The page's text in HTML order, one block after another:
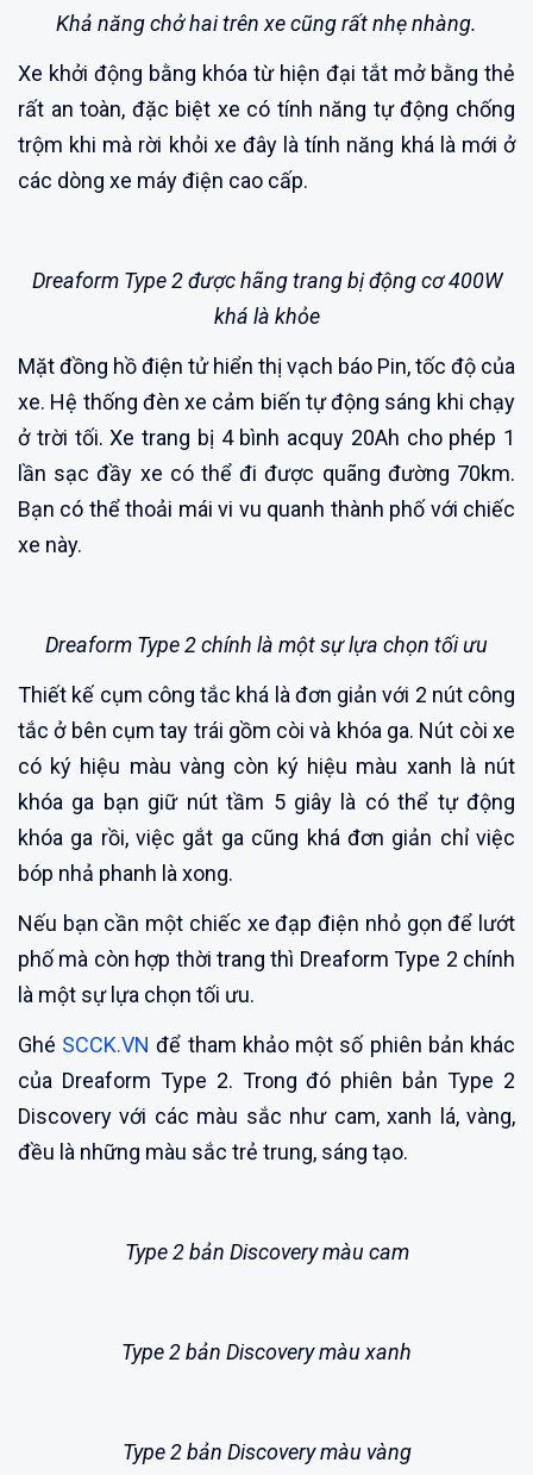
Khả năng chở hai trên xe cũng rất nhẹ nhàng.
Xe khởi động bằng khóa từ hiện đại tắt mở bằng thẻ
rất an toàn, đặc biệt xe có tính năng tự động chống
trộm khi mà rời khỏi xe đây là tính năng khá là mới ở
các dòng xe máy điện cao cấp.
Dreaform Type 2 được hãng trang bị động cơ 400W
khá là khỏe
Mặt đồng hồ điện tử hiển thị vạch báo Pin, tốc độ của
xe. Hệ thống đèn xe cảm biến tự động sáng khi chạy
ở trời tối. Xe trang bị 4 bình acquy 20Ah cho phép 1
lần sạc đầy xe có thể đi được quãng đường 70km.
Bạn có thể thoải mái vi vu quanh thành phố với chiếc
xe này.
Dreaform Type 2 chính là một sự lựa chọn tối ưu
Thiết kế cụm công tắc khá là đơn giản với 2 nút công
tắc ở bên cụm tay trái gồm còi và khóa ga. Nút còi xe
có ký hiệu màu vàng còn ký hiệu màu xanh là nút
khóa ga bạn giữ nút tầm 5 giây là có thể tự động
khóa ga rồi, việc gắt ga cũng khá đơn giản chỉ việc
bóp nhả phanh là xong.
Nếu bạn cần một chiếc xe đạp điện nhỏ gọn để lướt
phố mà còn hợp thời trang thì Dreaform Type 2 chính
là một sự lựa chọn tối ưu.
Ghé SCCK.VN để tham khảo một số phiên bản khác
của Dreaform Type 2. Trong đó phiên bản Type 2
Discovery với các màu sắc như cam, xanh lá, vàng,
đều là những màu sắc trẻ trung, sáng tạo.
Type 2 bản Discovery màu cam
Type 2 bản Discovery màu xanh
Type 2 bản Discovery màu vàng